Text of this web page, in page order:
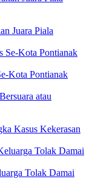
Juara Piala
Kota Pontianak
atau
Kasus Kekerasan
Tolak Damai